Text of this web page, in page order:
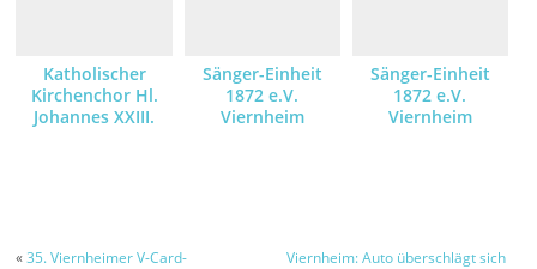
Katholischer
Kirchenchor Hl.
Johannes XXIII.
Sänger-Einheit
1872 e.V.
Viernheim
Sänger-Einheit
1872 e.V.
Viernheim
«35. Viernheimer V-Card-
Viernheim: Auto überschlägt sich